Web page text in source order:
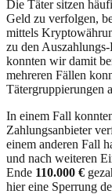
Die Täter sitzen
Geld zu verfolgen,
mittels
zu den
konnten wir damit
mehreren Fällen
Tätergruppierungen
In einem Fall
Zahlungsanbieter
einem anderen Fall
und nach weiteren
Ende 110.000 €
hier eine Sperrung